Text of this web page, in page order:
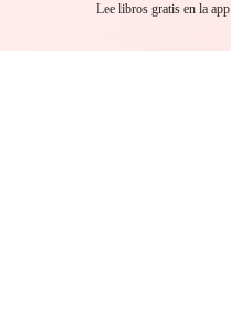
Lee libros gratis en la app